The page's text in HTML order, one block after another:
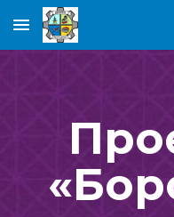
Skip to main content